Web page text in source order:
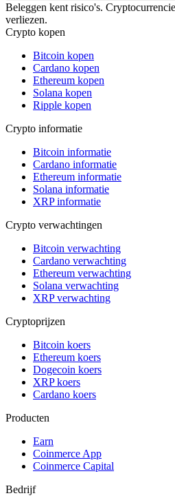
Beleggen kent risico's.
verliezen.
Crypto kopen
Bitcoin kopen
Cardano kopen
Ethereum kopen
Solana kopen
Ripple kopen
Crypto informatie
Bitcoin informatie
Cardano informatie
Ethereum informatie
Solana informatie
XRP informatie
Crypto verwachtingen
Bitcoin verwachting
Cardano verwachting
Ethereum verwachting
Solana verwachting
XRP verwachting
Cryptoprijzen
Bitcoin koers
Ethereum koers
Dogecoin koers
XRP koers
Cardano koers
Producten
Earn
Coinmerce App
Coinmerce Capital
Bedrijf